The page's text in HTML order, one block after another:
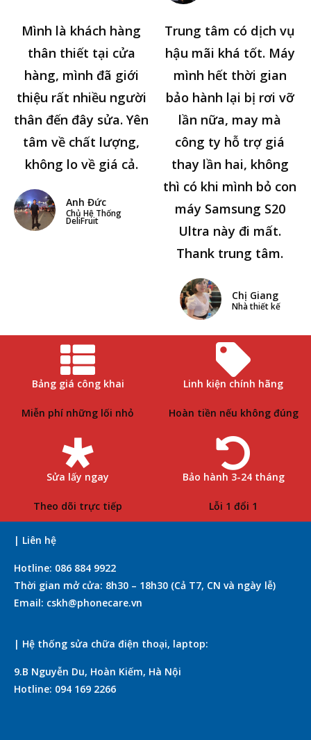
Mình là khách hàng
thân thiết tại cửa
hàng, mình đã giới
thiệu rất nhiều người
thân đến đây sửa. Yên
tâm về chất lượng,
không lo về giá cả.
Anh Đức
Chủ Hệ Thống
DeliFruit
Trung tâm có dịch vụ
hậu mãi khá tốt. Máy
mình hết thời gian
bảo hành lại bị rơi vỡ
lần nữa, may mà
công ty hỗ trợ giá
thay lần hai, không
thì có khi mình bỏ con
máy Samsung S20
Ultra này đi mất.
Thank trung tâm.
Chị Giang
Nhà thiết kế
Bảng giá công khai
Miễn phí những lối nhỏ
Linh kiện chính hãng
Hoàn tiền nếu không đúng
Sửa lấy ngay
Theo dõi trực tiếp
Bảo hành 3-24 tháng
Lỗi 1 đổi 1
| Liên hệ
Hotline: 086 884 9922
Thời gian mở cửa: 8h30 – 18h30 (Cả T7, CN và ngày lễ)
Email: cskh@phonecare.vn
| Hệ thống sửa chữa điện thoại, laptop:
9.B Nguyễn Du, Hoàn Kiếm, Hà Nội
Hotline: 094 169 2266